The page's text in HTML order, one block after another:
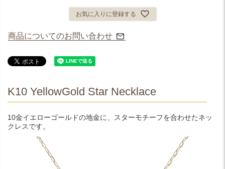
お気に入りに登録する
商品についてのお問い合わせ
K10 YellowGold Star Necklace
10金イエローゴールドの地金に、スターモチーフを合わせたネッ
クレスです。